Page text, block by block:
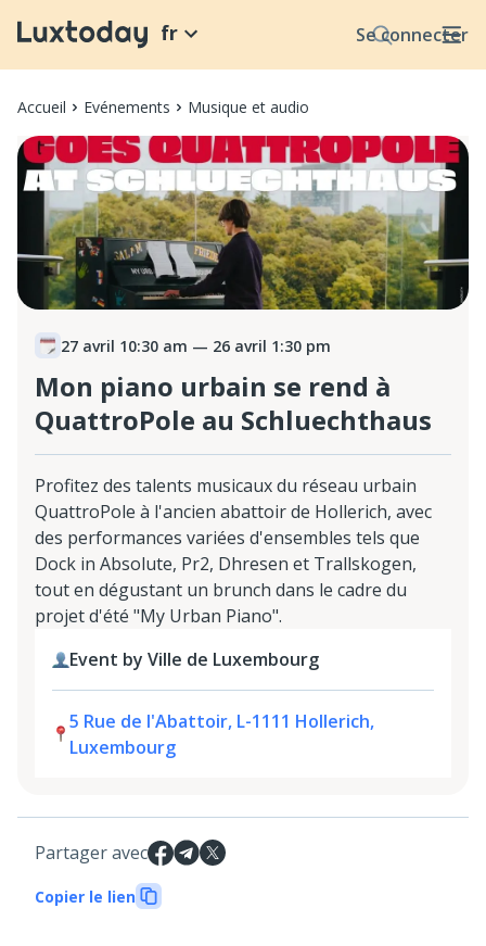
Se connecter
fr
Accueil Evénements Musique et audio
27 avril 10:30 am — 26 avril 1:30 pm
Mon piano urbain se rend à
QuattroPole au Schluechthaus
Profitez des talents musicaux du réseau urbain
QuattroPole à l'ancien abattoir de Hollerich, avec
des performances variées d'ensembles tels que
Dock in Absolute, Pr2, Dhresen et Trallskogen,
tout en dégustant un brunch dans le cadre du
projet d'été "My Urban Piano".
Event by Ville de Luxembourg
5 Rue de l'Abattoir, L-1111 Hollerich,
Luxembourg
Partager avec
Copier le lien